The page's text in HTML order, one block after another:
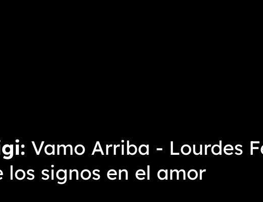
Vamo Arriba - Lourdes
signos en el amor